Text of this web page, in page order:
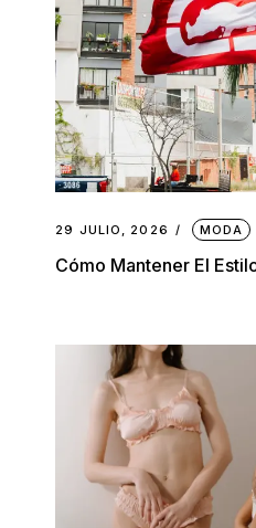
29 JULIO, 2026 MODA
Cómo Mantener El